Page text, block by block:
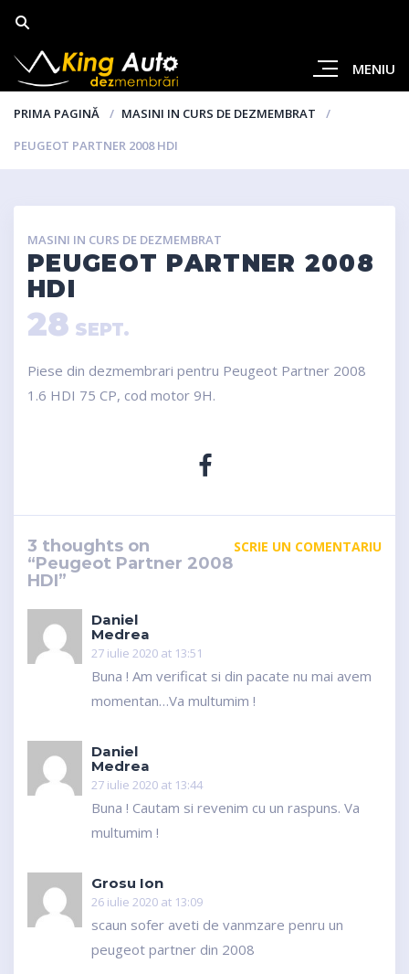
MENIU
PRIMA PAGINĂ
MASINI IN CURS DE DEZMEMBRAT
PEUGEOT PARTNER 2008 HDI
MASINI IN CURS DE DEZMEMBRAT
PEUGEOT PARTNER 2008
HDI
28 SEPT.
Piese din dezmembrari pentru Peugeot Partner 2008
1.6 HDI 75 CP, cod motor 9H.
SCRIE UN COMENTARIU
3 thoughts on
“Peugeot Partner 2008
HDI”
Daniel
Medrea
27 iulie 2020 at 13:51
Buna ! Am verificat si din pacate nu mai avem
momentan…Va multumim !
Daniel
Medrea
27 iulie 2020 at 13:44
Buna ! Cautam si revenim cu un raspuns. Va
multumim !
Grosu Ion
26 iulie 2020 at 13:09
scaun sofer aveti de vanmzare penru un
peugeot partner din 2008